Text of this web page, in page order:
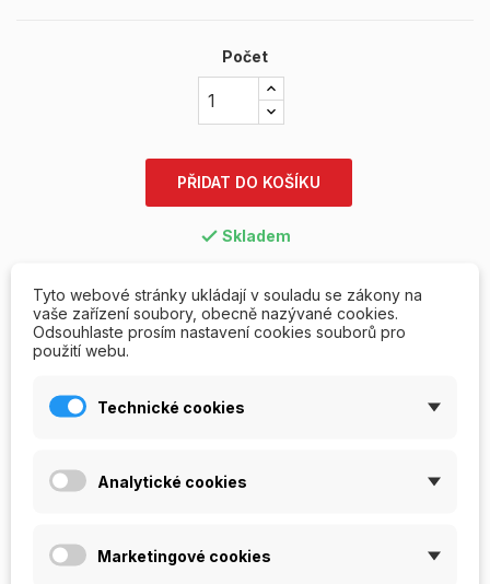
Počet
PŘIDAT DO KOŠÍKU
 Skladem
Napište svou recenzi Položit otázku
Fuchsiový UV gel barevný NoMix! -
Objevte nové UV gely, které si oblíbíte.
Tyto webové stránky ukládají v souladu se zákony na
vaše zařízení soubory, obecně nazývané cookies.
Odsouhlaste prosím nastavení cookies souborů pro
použití webu.
Technické cookies
Analytické cookies
Marketingové cookies